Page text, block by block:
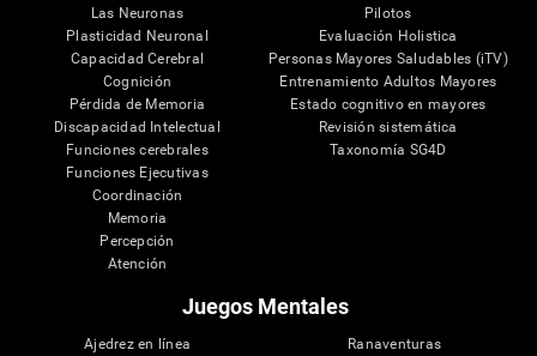
Las Neuronas
Plasticidad Neuronal
Capacidad Cerebral
Cognición
Pérdida de Memoria
Discapacidad Intelectual
Funciones cerebrales
Funciones Ejecutivas
Coordinación
Memoria
Percepción
Atención
Pilotos
Evaluación Holistica
Personas Mayores Saludables (iTV)
Entrenamiento Adultos Mayores
Estado cognitivo en mayores
Revisión sistemática
Taxonomía SG4D
Juegos Mentales
Ajedrez en línea
Ranaventuras